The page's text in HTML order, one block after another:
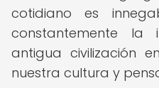
cotidiano es
constantemente la
antigua civilización
nuestra cultura y